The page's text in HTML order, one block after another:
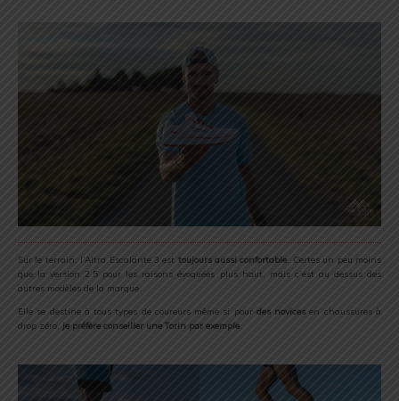
Sur le terrain, l’Altra Escalante 3 est toujours aussi confortable. Certes un peu moins
que la version 2.5 pour les raisons évoquées plus haut, mais c’est au dessus des
autres modèles de la marque.
Elle se destine à tous types de coureurs même si pour des novices en chaussures à
drop zéro, je préfère conseiller une Torin par exemple.